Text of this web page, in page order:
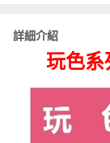
詳細介紹
玩色系